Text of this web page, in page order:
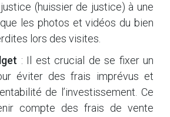
(huissier de justice) à une
les photos et vidéos du bien
lors des visites.
: Il est crucial de se fixer un
éviter des frais imprévus et
de l’investissement. Ce
compte des frais de vente